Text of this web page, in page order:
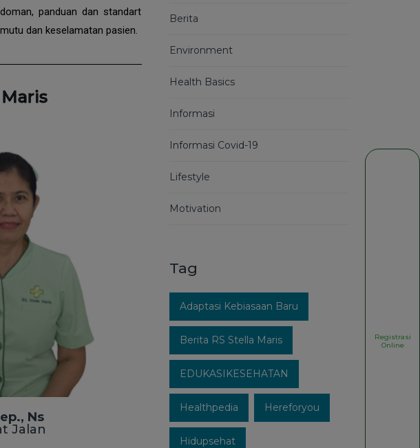
panduan dan standart
dan keselamatan pasien.
Ns
Jalan
Berita
Environment
Health Basics
Informasi
Informasi Covid-19
Lifestyle
Motivation
Tag
Adaptasi Kebiasaan Baru
Berita RS Stella Maris
EDUKASIKESEHATAN
Healthpedia Hereforyou
Hidupsehat
Registrasi
Online